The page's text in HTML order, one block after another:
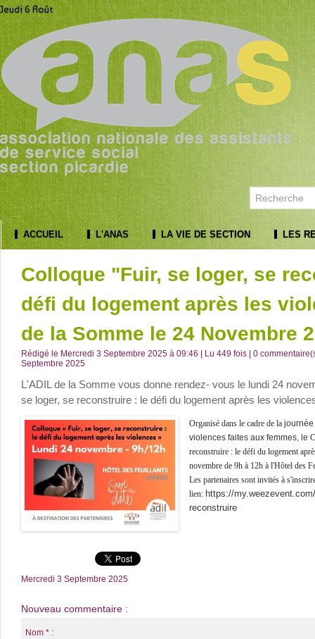
Jeudi 6 Août
ACCUEIL L'ANAS LA VIE DE SECTION LES
Colloque "Fuir, se loger, se
défi du logement après les
de la Somme le 24 Novembre
Rédigé le Mercredi 3 Septembre 2025 à 09:46 | Lu 449 fois |0
Septembre 2025
L'ADIL de la Somme vous donne rendez- vous le lundi 24
se loger, se reconstruire : le défi du logement après les
Organisé dans le cadre de lajournée
violences faites aux femmes, le
reconstruire : le défi du logement
novembre de 9h à 12h à l'Hôtel des
Les partenaires sont invités à
lien: https://
reconstruire
Mercredi 3 Septembre 2025
Nouveau commentaire :
Nom * :